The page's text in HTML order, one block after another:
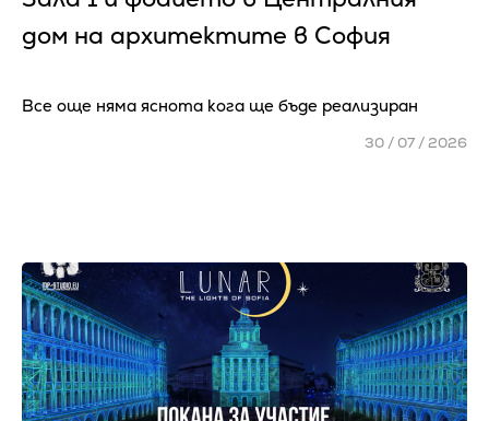
дом на архитектите в София
Все още няма яснота кога ще бъде реализиран
30 / 07 / 2026